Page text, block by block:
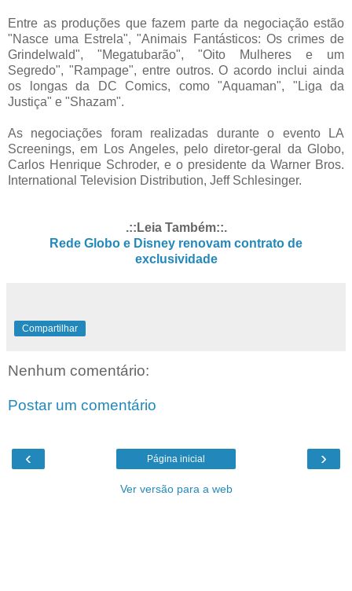
Entre as produções que fazem parte da negociação estão
"Nasce uma Estrela", "Animais Fantásticos: Os crimes de
Grindelwald", "Megatubarão", "Oito Mulheres e um
Segredo", "Rampage", entre outros. O acordo inclui ainda
os longas da DC Comics, como "Aquaman", "Liga da
Justiça" e "Shazam".
As negociações foram realizadas durante o evento LA
Screenings, em Los Angeles, pelo diretor-geral da Globo,
Carlos Henrique Schroder, e o presidente da Warner Bros.
International Television Distribution, Jeff Schlesinger.
.::Leia Também::.
Rede Globo e Disney renovam contrato de
exclusividade
Compartilhar
Nenhum comentário:
Postar um comentário
‹ ›
Página inicial
Ver versão para a web